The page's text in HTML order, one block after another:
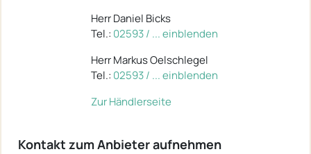
Herr Daniel Bicks
Tel.: 02593 / ... einblenden
Herr Markus Oelschlegel
Tel.: 02593 / ... einblenden
Zur Händlerseite
Kontakt zum Anbieter aufnehmen